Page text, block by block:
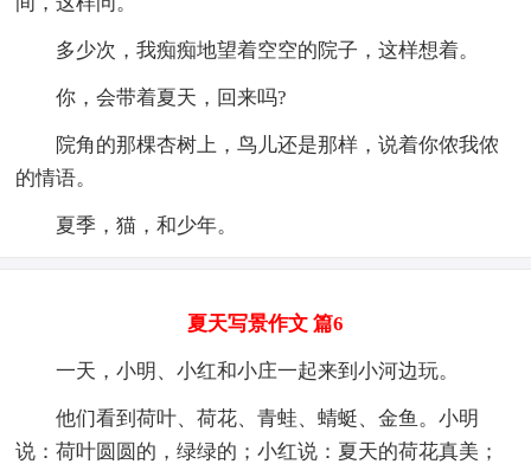
多少次，我痴痴地望着空空的院子，这样想着。
你，会带着夏天，回来吗?
院角的那棵杏树上，鸟儿还是那样，说着你侬我侬
的情语。
夏季，猫，和少年。
夏天写景作文 篇6
一天，小明、小红和小庄一起来到小河边玩。
他们看到荷叶、荷花、青蛙、蜻蜓、金鱼。小明
说：荷叶圆圆的，绿绿的；小红说：夏天的荷花真美；